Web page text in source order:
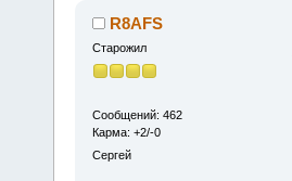
R8AFS
Старожил
Сообщений: 462
Карма: +2/-0
Сергей